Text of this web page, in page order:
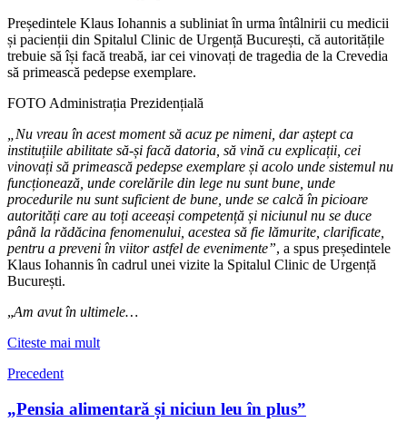
Președintele Klaus Iohannis a subliniat în urma întâlnirii cu medicii
și pacienții din Spitalul Clinic de Urgență București, că autoritățile
trebuie să își facă treabă, iar cei vinovați de tragedia de la Crevedia
să primească pedepse exemplare.
FOTO Administrația Prezidențială
„Nu vreau în acest moment să acuz pe nimeni, dar aștept ca
instituțiile abilitate să-și facă datoria, să vină cu explicații, cei
vinovați să primească pedepse exemplare și acolo unde sistemul nu
funcționează, unde corelările din lege nu sunt bune, unde
procedurile nu sunt suficient de bune, unde se calcă în picioare
autorități care au toți aceeași competență și niciunul nu se duce
până la rădăcina fenomenului, acestea să fie lămurite, clarificate,
pentru a preveni în viitor astfel de evenimente”, a spus președintele
Klaus Iohannis în cadrul unei vizite la Spitalul Clinic de Urgență
București.
„Am avut în ultimele…
Citeste mai mult
Precedent
„Pensia alimentară și niciun leu în plus”